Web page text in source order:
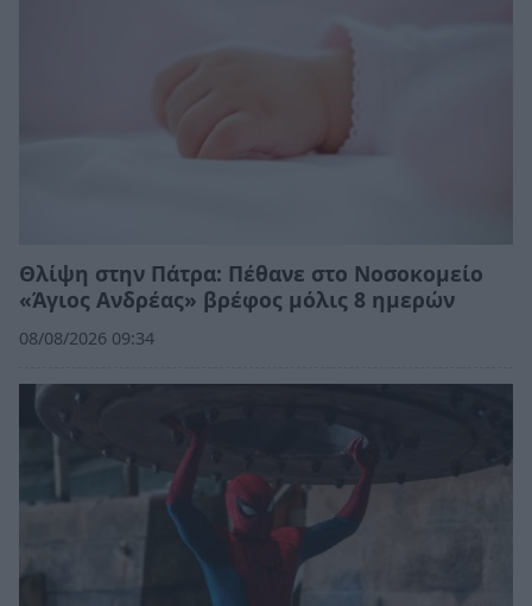
Θλίψη στην Πάτρα: Πέθανε στο Νοσοκομείο
«Άγιος Ανδρέας» βρέφος μόλις 8 ημερών
08/08/2026 09:34